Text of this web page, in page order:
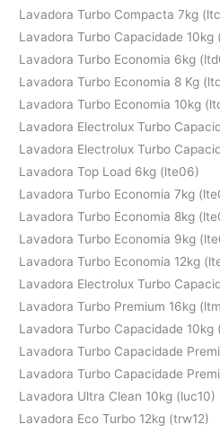
Lavadora Turbo Compacta 7kg
Lavadora Turbo Capacidade 10kg
Lavadora Turbo Economia 6kg
Lavadora Turbo Economia 8 Kg
Lavadora Turbo Economia 10kg
Lavadora Electrolux Turbo
Lavadora Electrolux Turbo
Lavadora Top Load 6kg (lte06)
Lavadora Turbo Economia 7kg
Lavadora Turbo Economia 8kg
Lavadora Turbo Economia 9kg
Lavadora Turbo Economia 12kg
Lavadora Electrolux Turbo
Lavadora Turbo Premium 16kg
Lavadora Turbo Capacidade 10kg
Lavadora Turbo Capacidade
Lavadora Turbo Capacidade
Lavadora Ultra Clean 10kg (luc10)
Lavadora Eco Turbo 12kg (trw12)